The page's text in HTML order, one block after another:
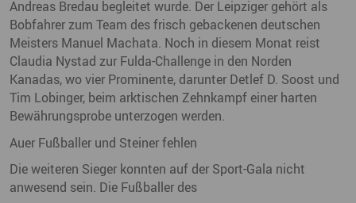
Andreas Bredau begleitet wurde. Der Leipziger gehört als
Bobfahrer zum Team des frisch gebackenen deutschen
Meisters Manuel Machata. Noch in diesem Monat reist
Claudia Nystad zur Fulda-Challenge in den Norden
Kanadas, wo vier Prominente, darunter Detlef D. Soost und
Tim Lobinger, beim arktischen Zehnkampf einer harten
Bewährungsprobe unterzogen werden.
Auer Fußballer und Steiner fehlen
Die weiteren Sieger konnten auf der Sport-Gala nicht
anwesend sein. Die Fußballer des